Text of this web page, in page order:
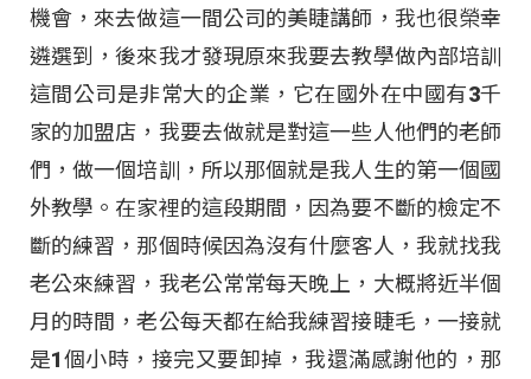
機會，來去做這一間公司的美睫講師，我也很榮幸
遴選到，後來我才發現原來我要去教學做內部培訓
這間公司是非常大的企業，它在國外在中國有3千
家的加盟店，我要去做就是對這一些人他們的老師
們，做一個培訓，所以那個就是我人生的第一個國
外教學。在家裡的這段期間，因為要不斷的檢定不
斷的練習，那個時候因為沒有什麼客人，我就找我
老公來練習，我老公常常每天晚上，大概將近半個
月的時間，老公每天都在給我練習接睫毛，一接就
是1個小時，接完又要卸掉，我還滿感謝他的，那